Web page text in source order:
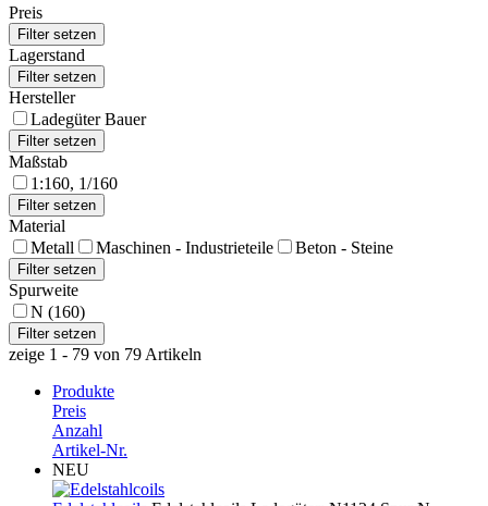
Preis
Lagerstand
Hersteller
Ladegüter Bauer
Maßstab
1:160, 1/160
Material
Metall
Maschinen - Industrieteile Beton - Steine
Spurweite
N (160)
zeige 1 - 79 von 79 Artikeln
Produkte
Preis
Anzahl
Artikel-Nr.
NEU